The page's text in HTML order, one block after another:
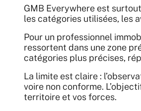
GMB Everywhere est
les catégories utilisées, les
Pour un professionnel
ressortent dans une zone
catégories plus précises,
La limite est claire :
voire non conforme.
territoire et vos forces.